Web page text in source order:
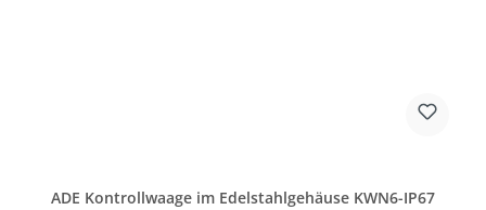
ADE Kontrollwaage im Edelstahlgehäuse KWN6-IP67